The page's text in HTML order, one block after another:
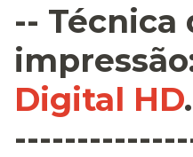
-- Técnica
impressão
Digital HD.